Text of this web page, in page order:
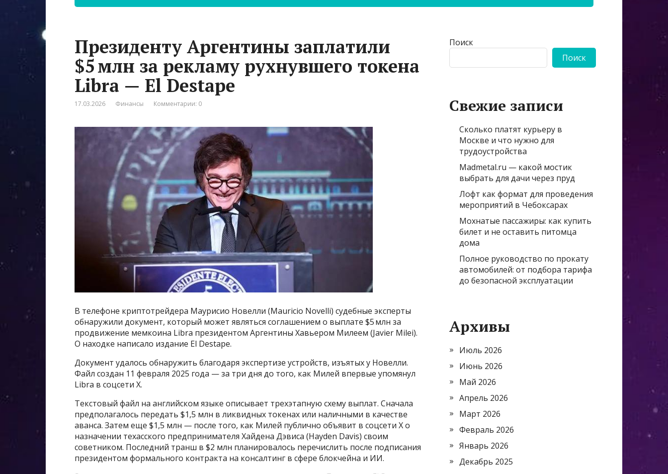
Президенту Аргентины заплатили
$5 млн за рекламу рухнувшего токена
Libra — El Destape
17.03.2026 Финансы Комментарии: 0
В телефоне криптотрейдера Маурисио Новелли (Mauricio Novelli) судебные эксперты
обнаружили документ, который может являться соглашением о выплате $5 млн за
продвижение мемкоина Libra президентом Аргентины Хавьером Милеем (Javier Milei).
О находке написало издание El Destape.
Документ удалось обнаружить благодаря экспертизе устройств, изъятых у Новелли.
Файл создан 11 февраля 2025 года — за три дня до того, как Милей впервые упомянул
Libra в соцсети X.
Текстовый файл на английском языке описывает трехэтапную схему выплат. Сначала
предполагалось передать $1,5 млн в ликвидных токенах или наличными в качестве
аванса. Затем еще $1,5 млн — после того, как Милей публично объявит в соцсети X о
назначении техасского предпринимателя Хайдена Дэвиса (Hayden Davis) своим
советником. Последний транш в $2 млн планировалось перечислить после подписания
президентом формального контракта на консалтинг в сфере блокчейна и ИИ.
Поиск
Поиск
Свежие записи
Сколько платят курьеру в
Москве и что нужно для
трудоустройства
Madmetal.ru — какой мостик
выбрать для дачи через пруд
Лофт как формат для проведения
мероприятий в Чебоксарах
Мохнатые пассажиры: как купить
билет и не оставить питомца
дома
Полное руководство по прокату
автомобилей: от подбора тарифа
до безопасной эксплуатации
Архивы
Июль 2026
Июнь 2026
Май 2026
Апрель 2026
Март 2026
Февраль 2026
Январь 2026
Декабрь 2025